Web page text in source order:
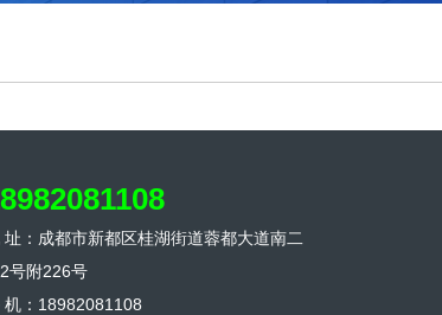
址：成都市新都区桂湖街道蓉都大道南二
号附226号
机：18982081108